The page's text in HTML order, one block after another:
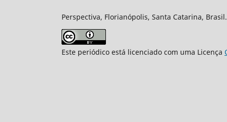
Perspectiva, Florianópolis, Santa Catarina,
Este periódico está licenciado com uma Licença